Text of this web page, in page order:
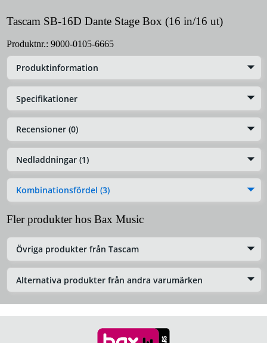
Tascam SB-16D Dante Stage Box (16 in/16 ut)
Produktnr.: 9000-0105-6665
Produktinformation
Specifikationer
Recensioner (0)
Nedladdningar (1)
Kombinationsfördel (3)
Fler produkter hos Bax Music
Övriga produkter från Tascam
Alternativa produkter från andra varumärken